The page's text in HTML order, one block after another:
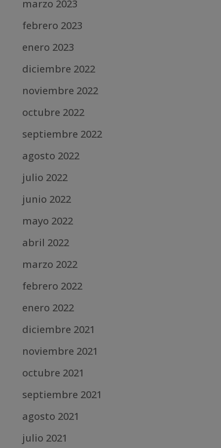
marzo 2023
febrero 2023
enero 2023
diciembre 2022
noviembre 2022
octubre 2022
septiembre 2022
agosto 2022
julio 2022
junio 2022
mayo 2022
abril 2022
marzo 2022
febrero 2022
enero 2022
diciembre 2021
noviembre 2021
octubre 2021
septiembre 2021
agosto 2021
julio 2021